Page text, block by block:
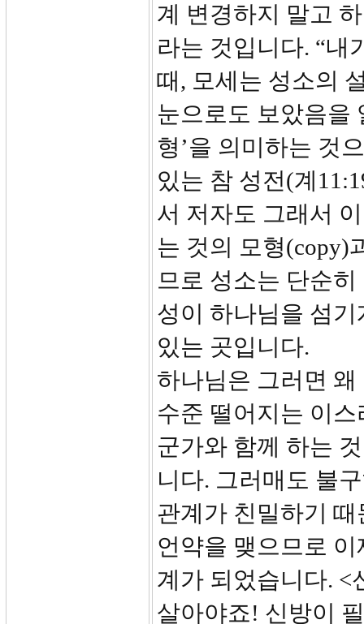
계 변경하지 말고
라는 것입니다. “내
때, 모세는 성소의
눈으로도 보았음을
형’을 의미하는 것
있는 참 성전(계
서 저자도 그래서
는 것의 모형(copy)
므로 성소는 단순
성이 하나님을 섬
있는 곳입니다.
하나님은 그러면
수준 떨어지는 이
군가와 함께 하는
니다. 그러매도 불
관계가 친밀하기
언약을 맺으므로
계가 되었습니다. <
살아야죠! 신방이